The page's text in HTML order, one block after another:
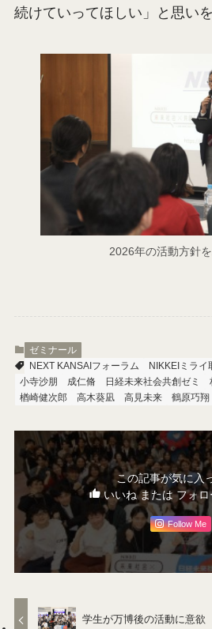
続けていってほしい」と思いを
2026年の活動方針
ゼミナール
NEXT KANSAIフォーラム
NIKKEIミライ
小寺沙朋
成仁脩 日経未来社会共創ゼミ
楢崎健次郎
高木葵凪 高見未来 鶴原巧翔
この記事が気に入
いいね または フォロ
Follow Me
学生が万博後の活動に意